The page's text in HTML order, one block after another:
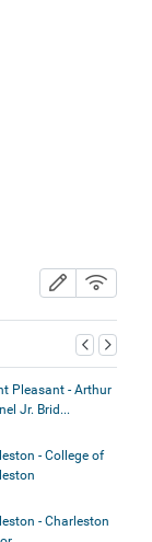
Pleasant - Arthur
Jr. Brid...
- College of
- Charleston